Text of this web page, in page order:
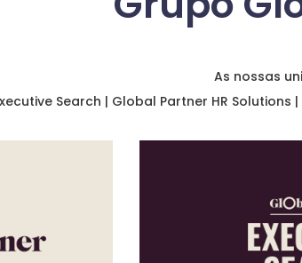
As nossas
Search | Global Partner HR